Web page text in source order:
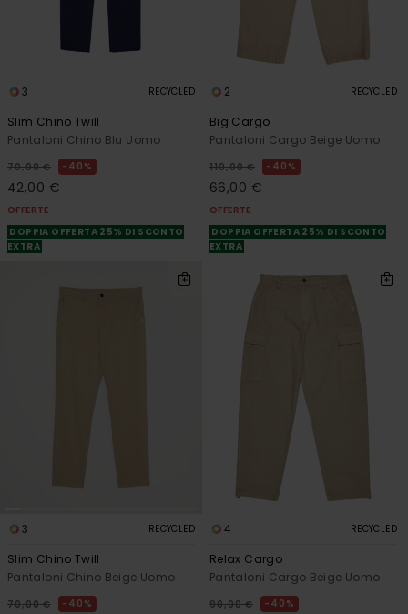
3 RECYCLED
Slim Chino Twill
Pantaloni Chino Blu Uomo
70,00 € 40%
42,00 €
OFFERTE
DOPPIA OFFERTA 25% DI SCONTO
EXTRA
2 RECYCLED
Big Cargo
Pantaloni Cargo Beige Uomo
110,00 € 40%
66,00 €
OFFERTE
DOPPIA OFFERTA 25% DI SCONTO
EXTRA
3 RECYCLED
Slim Chino Twill
Pantaloni Chino Beige Uomo
70,00 € 40%
4 RECYCLED
Relax Cargo
Pantaloni Cargo Beige Uomo
90,00 € 40%